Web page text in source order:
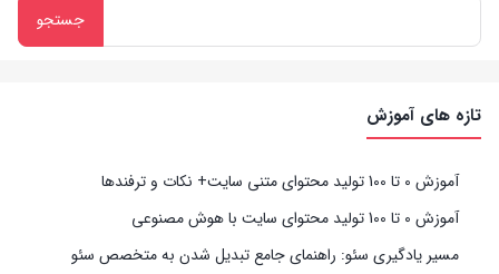
تازه های آموزش
آموزش 0 تا 100 تولید محتوای متنی سایت+ نکات و ترفندها
آموزش 0 تا 100 تولید محتوای سایت با هوش مصنوعی
مسیر یادگیری سئو: راهنمای جامع تبدیل شدن به متخصص سئو